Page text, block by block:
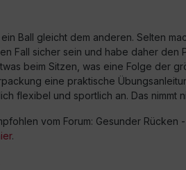
Ball gleicht dem anderen. Selten
Fall sicher sein und habe daher den
beim Sitzen, was eine Folge der
eine praktische
flexibel und sportlich an. Das nimmt
vom Forum: Gesunder
.